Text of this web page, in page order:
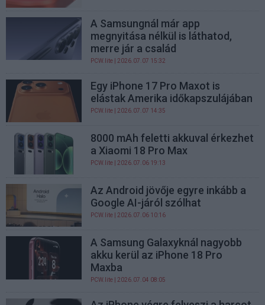
A Samsungnál már app
megnyitása nélkül is láthatod,
merre jár a család
PCW.lite | 2026.07.07 15:32
Egy iPhone 17 Pro Maxot is
elástak Amerika időkapszulájában
PCW.lite | 2026.07.07 14:35
8000 mAh feletti akkuval érkezhet
a Xiaomi 18 Pro Max
PCW.lite | 2026.07.06 19:13
Az Android jövője egyre inkább a
Google AI-járól szólhat
PCW.lite | 2026.07.06 10:16
A Samsung Galaxyknál nagyobb
akku kerül az iPhone 18 Pro
Maxba
PCW.lite | 2026.07.04 08:05